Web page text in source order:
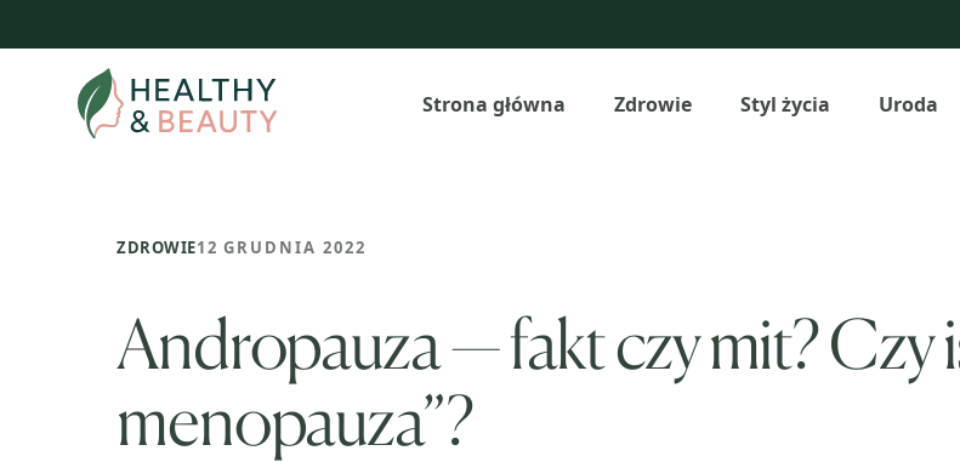
do
Strona główna Zdrowie Styl życia Uroda
ZDROWIE12 GRUDNIA 2022
Andropauza — fakt czy mit? Czy
menopauza”?